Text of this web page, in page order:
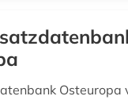
marktdaten (1)
Osteuropa